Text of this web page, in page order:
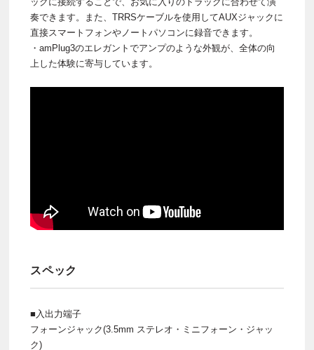
奏できます。また、TRRSケーブルを使用してAUXジャックに
直接スマートフォンやノートパソコンに録音できます。
・amPlug3のエレガントでアンプのような外観が、全体の向
上した体験に寄与しています。
スペック
■入出力端子
フォーンジャック(3.5mm ステレオ・ミニフォーン・ジャッ
ク)